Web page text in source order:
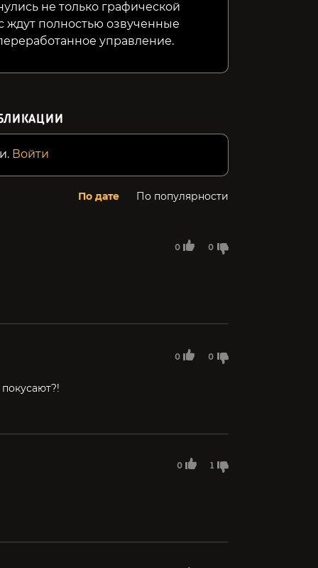
не только графической
ждут полностью озвученные
управление.
Войти
По дате По популярности
0 0
0 0
0 1